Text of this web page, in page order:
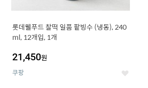
롯데웰푸드 찰떡 일품 팥빙수 (냉동), 240
ml, 12개입, 1개
21,450원
쿠팡 좋